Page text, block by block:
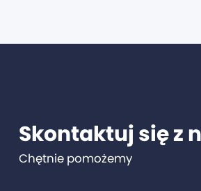
Skontaktuj się z
Chętnie pomożemy